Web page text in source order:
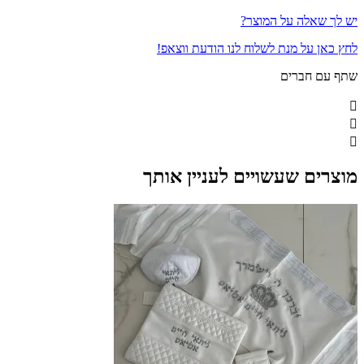
יש לך שאלה על המוצר?
לחץ כאן על מנת לשלוח לנו הודעת ווצאפ!
שתף עם חברים
מוצרים שעשויים לעניין אותך